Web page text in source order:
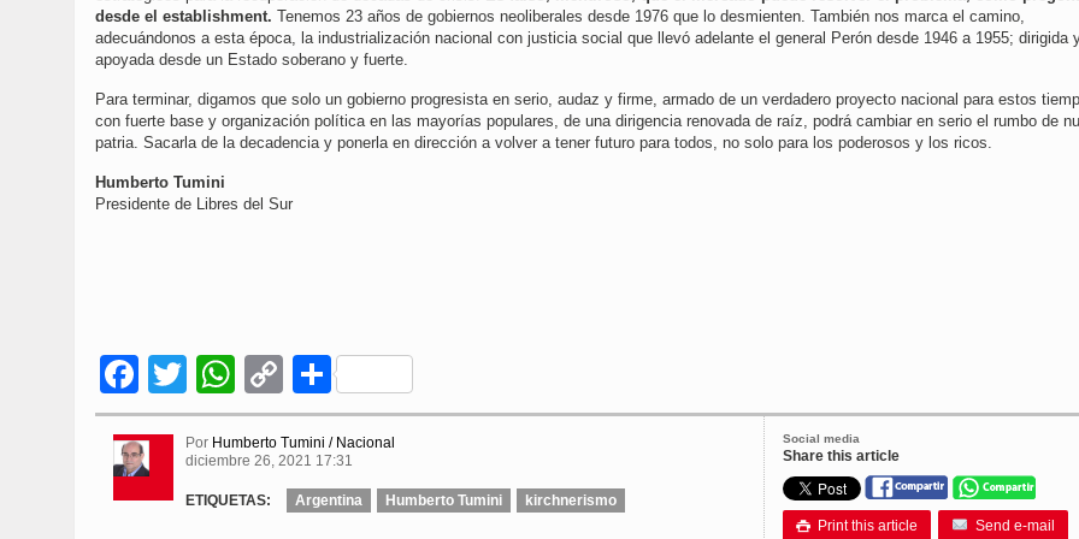
desde el establishment. Tenemos 23 años de gobiernos neoliberales desde 1976 que lo desmienten. También nos marca el camino,
adecuándonos a esta época, la industrialización nacional con justicia social que llevó adelante el general Perón desde 1946 a 1955; dirigida
apoyada desde un Estado soberano y fuerte.
Para terminar, digamos que solo un gobierno progresista en serio, audaz y firme, armado de un verdadero proyecto nacional para estos
con fuerte base y organización política en las mayorías populares, de una dirigencia renovada de raíz, podrá cambiar en serio el rumbo de
patria. Sacarla de la decadencia y ponerla en dirección a volver a tener futuro para todos, no solo para los poderosos y los ricos.
Humberto Tumini
Presidente de Libres del Sur
Facebook
TwitterWhatsApp
Copy
Link
Compartir
Social media
Share this article
 Print this article Send e-mail
Por Humberto Tumini / Nacional
diciembre 26, 2021 17:31
ETIQUETAS: Argentina Humberto Tumini kirchnerismo